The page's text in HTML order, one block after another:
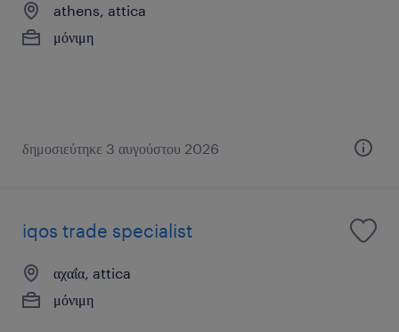
athens, attica
μόνιμη
δημοσιεύτηκε 3 αυγούστου 2026
iqos trade specialist
αχαΐα, attica
μόνιμη